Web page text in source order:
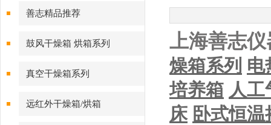
善志精品推荐
鼓风干燥箱 烘箱系列
真空干燥箱系列
远红外干燥箱/烘箱
上海善志
燥箱系列 电
培养箱 人工
床 卧式恒温